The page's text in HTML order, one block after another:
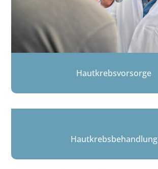
Hautkrebsvorsorge
Hautkrebsbehandlung